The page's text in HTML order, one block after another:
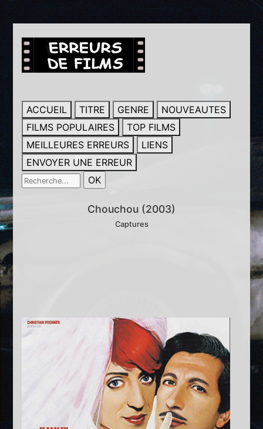
ACCUEIL TITRE GENRE
NOUVEAUTES
FILMS POPULAIRES
TOP FILMS
MEILLEURES ERREURS
LIENS
ENVOYER UNE ERREUR
Chouchou (2003)
Captures